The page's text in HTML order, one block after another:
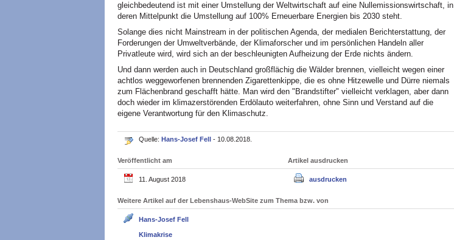
gleichbedeutend ist mit einer Umstellung der Weltwirtschaft auf eine Nullemissionswirtschaft, in
deren Mittelpunkt die Umstellung auf 100% Erneuerbare Energien bis 2030 steht.
Solange dies nicht Mainstream in der politischen Agenda, der medialen Berichterstattung, der
Forderungen der Umweltverbände, der Klimaforscher und im persönlichen Handeln aller
Privatleute wird, wird sich an der beschleunigten Aufheizung der Erde nichts ändern.
Und dann werden auch in Deutschland großflächig die Wälder brennen, vielleicht wegen einer
achtlos weggeworfenen brennenden Zigarettenkippe, die es ohne Hitzewelle und Dürre niemals
zum Flächenbrand geschafft hätte. Man wird den "Brandstifter" vielleicht verklagen, aber dann
doch wieder im klimazerstörenden Erdölauto weiterfahren, ohne Sinn und Verstand auf die
eigene Verantwortung für den Klimaschutz.
Quelle: Hans-Josef Fell - 10.08.2018.
Veröffentlicht am
11. August 2018
Artikel ausdrucken
ausdrucken
Weitere Artikel auf der Lebenshaus-WebSite zum Thema bzw. von
Hans-Josef Fell
Klimakrise